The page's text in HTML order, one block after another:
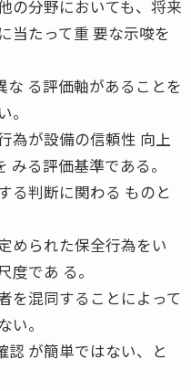
の分野においても、将来
当たって重 要な示唆を
る評価軸があることを
為が設備の信頼性 向上
みる評価基準である。
る判断に関わる ものと
められた保全行為をい
であ る。
を混同することによって
。
が簡単ではない、と